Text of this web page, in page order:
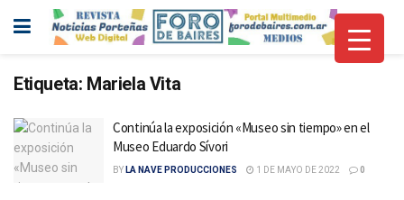
Etiqueta: Mariela Vita
Continúa la exposición «Museo sin tiempo» en el
Museo Eduardo Sívori
BY LA NAVE PRODUCCIONES 1 DE MAYO DE 2022 0